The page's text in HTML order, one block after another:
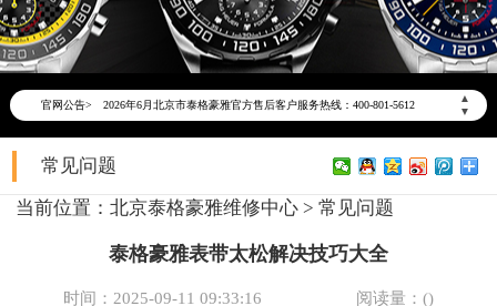
官网公告>
▲
▼
2026年6月泰格豪雅北京市售后服务网络优化升级公告
2026年6月北京市泰格豪雅官方售后客户服务热线：400-801-5612
2026年6月泰格豪雅售后服务中心最新网点地址：
北京市东城区东长安街1号东方广场写字楼W3座6层602室（需提前预约）
节假日正常营业！
常见问题
当前位置： 北京泰格豪雅维修中心 > 常见问题
泰格豪雅表带太松解决技巧大全
时间：2025-09-11 09:33:16 阅读量：()